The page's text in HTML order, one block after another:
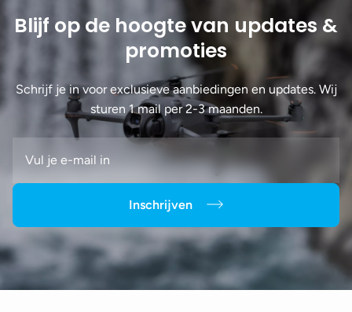
Blijf op de hoogte van updates &
promoties
Schrijf je in voor exclusieve aanbiedingen en updates. Wij
sturen 1 mail per 2-3 maanden.
Inschrijven